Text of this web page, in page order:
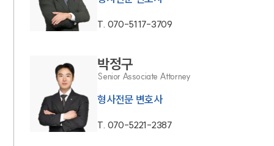
T. 070-5117-3709
박정구
Senior Associate Attorney
형사전문 변호사
T. 070-5221-2387